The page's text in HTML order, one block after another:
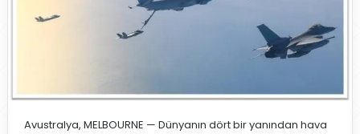
Avustralya, MELBOURNE — Dünyanın dört bir yanından hava